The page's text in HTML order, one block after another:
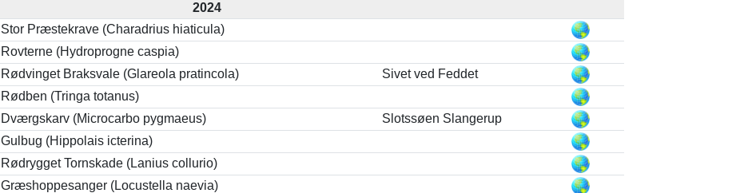
2024
Stor Præstekrave (Charadrius hiaticula)
Rovterne (Hydroprogne caspia)
Rødvinget Braksvale (Glareola pratincola)
Sivet ved Feddet
Rødben (Tringa totanus)
Dværgskarv (Microcarbo pygmaeus)
Slotssøen Slangerup
Gulbug (Hippolais icterina)
Rødrygget Tornskade (Lanius collurio)
Græshoppesanger (Locustella naevia)